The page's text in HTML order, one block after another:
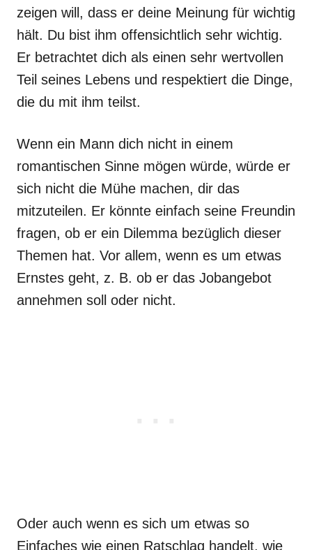
zeigen will, dass er deine Meinung für wichtig
hält. Du bist ihm offensichtlich sehr wichtig.
Er betrachtet dich als einen sehr wertvollen
Teil seines Lebens und respektiert die Dinge,
die du mit ihm teilst.
Wenn ein Mann dich nicht in einem
romantischen Sinne mögen würde, würde er
sich nicht die Mühe machen, dir das
mitzuteilen. Er könnte einfach seine Freundin
fragen, ob er ein Dilemma bezüglich dieser
Themen hat. Vor allem, wenn es um etwas
Ernstes geht, z. B. ob er das Jobangebot
annehmen soll oder nicht.
Oder auch wenn es sich um etwas so
Einfaches wie einen Ratschlag handelt, wie